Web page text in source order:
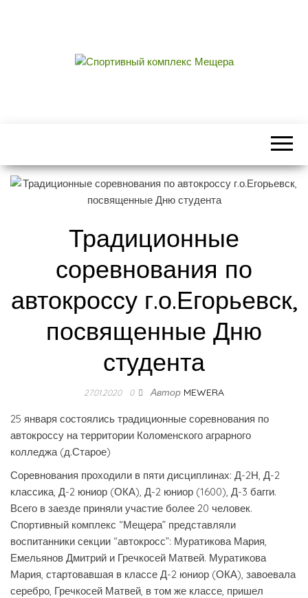
МЕЩЕРА
Традиционные
соревнования по
автокроссу г.о.Егорьевск,
посвященные Дню
студента
27.01.2020 0 Автор MEWERA
25 января состоялись традиционные соревнования по
автокроссу на территории Коломенского аграрного
колледжа (д.Старое)
Соревнования проходили в пяти дисциплинах: Д-2Н, Д-2
классика, Д-2 юниор (ОКА), Д-2 юниор (1600), Д-3 багги.
Всего в заезде приняли участие более 20 человек.
Спортивный комплекс “Мещера” представляли
воспитанники секции “автокросс”: Муратикова Мария,
Емельянов Дмитрий и Гречкосей Матвей. Муратикова
Мария, стартовавшая в классе Д-2 юниор (ОКА), завоевала
серебро, Гречкосей Матвей, в том же классе, пришел